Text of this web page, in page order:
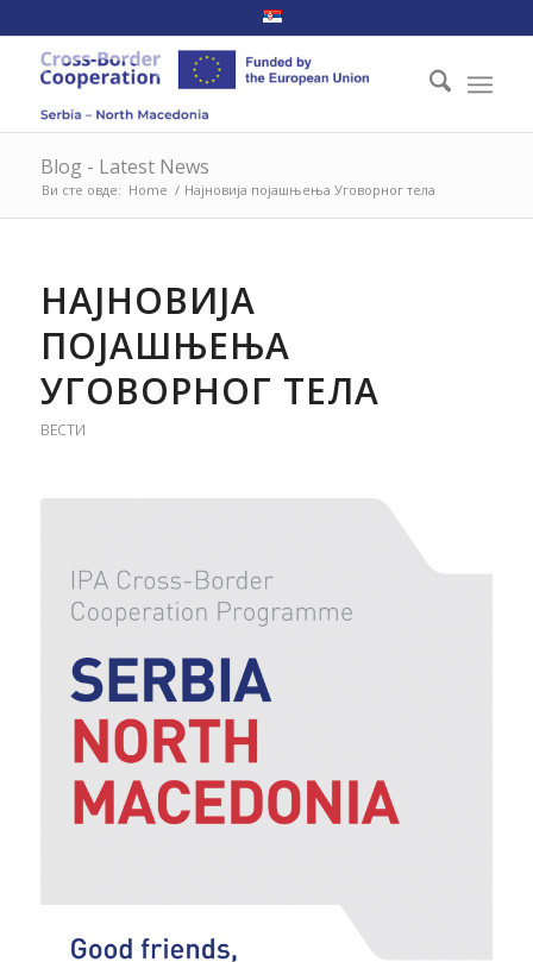
Blog - Latest News
Ви сте овде: Home / Најновија појашњења Уговорног тела
НАЈНОВИЈА
ПОЈАШЊЕЊА
УГОВОРНОГ ТЕЛА
ВЕСТИ